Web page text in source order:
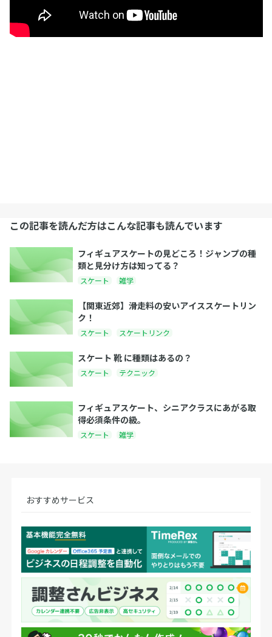
この記事を読んだ方はこんな記事も読んでいます
フィギュアスケートの見どころ！ジャンプの種
類と見分け方は知ってる？
スケート 雑学
【関東近郊】滑走料の安いアイススケートリン
ク！
スケート スケートリンク
スケート 靴 に種類はあるの？
スケート テクニック
フィギュアスケート、シニアクラスにあがる取
得必須条件の級。
スケート 雑学
おすすめサービス